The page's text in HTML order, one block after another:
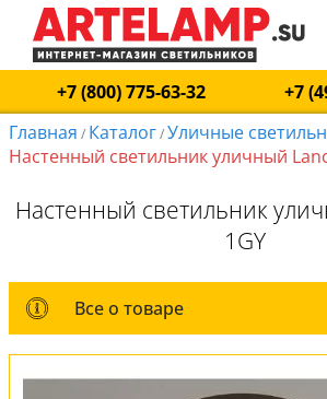
+7 (800) 775-63-32
+7
Главная / Каталог/Уличные
Настенный светильник уличный
Настенный светильник
1GY
Все о товаре
Все о товаре